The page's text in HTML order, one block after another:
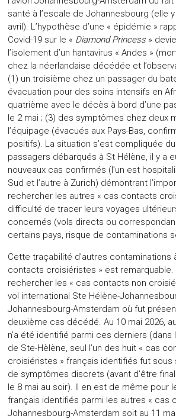
santé à l’escale de Johannesbourg (elle
avril). L’hypothèse d’une « épidémie »
Covid-19 sur le « Diamond Princess»
l’isolement d’un hantavirus « Andes »
chez la néerlandaise décédée et
(1) un troisième chez un passager du
évacuation pour des soins intensifs en
quatrième avec le décès à bord d’une
le 2 mai ; (3) des symptômes chez deux
l’équipage (évacués aux Pays-Bas,
positifs). La situation s’est compliquée
passagers débarqués à St Hélène, il y a
nouveaux cas confirmés (l’un est
Sud et l’autre à Zurich) démontrant
rechercher les autres « cas contacts
difficulté de tracer leurs voyages
concernés (vols directs ou
certains pays, risque de contaminations
Cette traçabilité d’autres contaminations
contacts croisiéristes » est remarquable.
rechercher les « cas contacts non
vol international Ste Hélène-
Johannesbourg-Amsterdam où fut
deuxième cas décédé. Au 10 mai 2026,
n’a été identifié parmi ces derniers
de Ste-Hèlène, seul l’un des huit « cas
croisiéristes » français identifiés fut sous
de symptômes discrets (avant d’être
le 8 mai au soir). Il en est de même pour
français identifiés parmi les autres « cas
Johannesbourg-Amsterdam soit au 11